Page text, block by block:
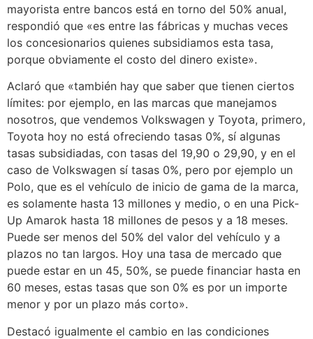
mayorista entre bancos está en torno del 50% anual,
respondió que «es entre las fábricas y muchas veces
los concesionarios quienes subsidiamos esta tasa,
porque obviamente el costo del dinero existe».
Aclaró que «también hay que saber que tienen ciertos
límites: por ejemplo, en las marcas que manejamos
nosotros, que vendemos Volkswagen y Toyota, primero,
Toyota hoy no está ofreciendo tasas 0%, sí algunas
tasas subsidiadas, con tasas del 19,90 o 29,90, y en el
caso de Volkswagen sí tasas 0%, pero por ejemplo un
Polo, que es el vehículo de inicio de gama de la marca,
es solamente hasta 13 millones y medio, o en una Pick-
Up Amarok hasta 18 millones de pesos y a 18 meses.
Puede ser menos del 50% del valor del vehículo y a
plazos no tan largos. Hoy una tasa de mercado que
puede estar en un 45, 50%, se puede financiar hasta en
60 meses, estas tasas que son 0% es por un importe
menor y por un plazo más corto».
Destacó igualmente el cambio en las condiciones